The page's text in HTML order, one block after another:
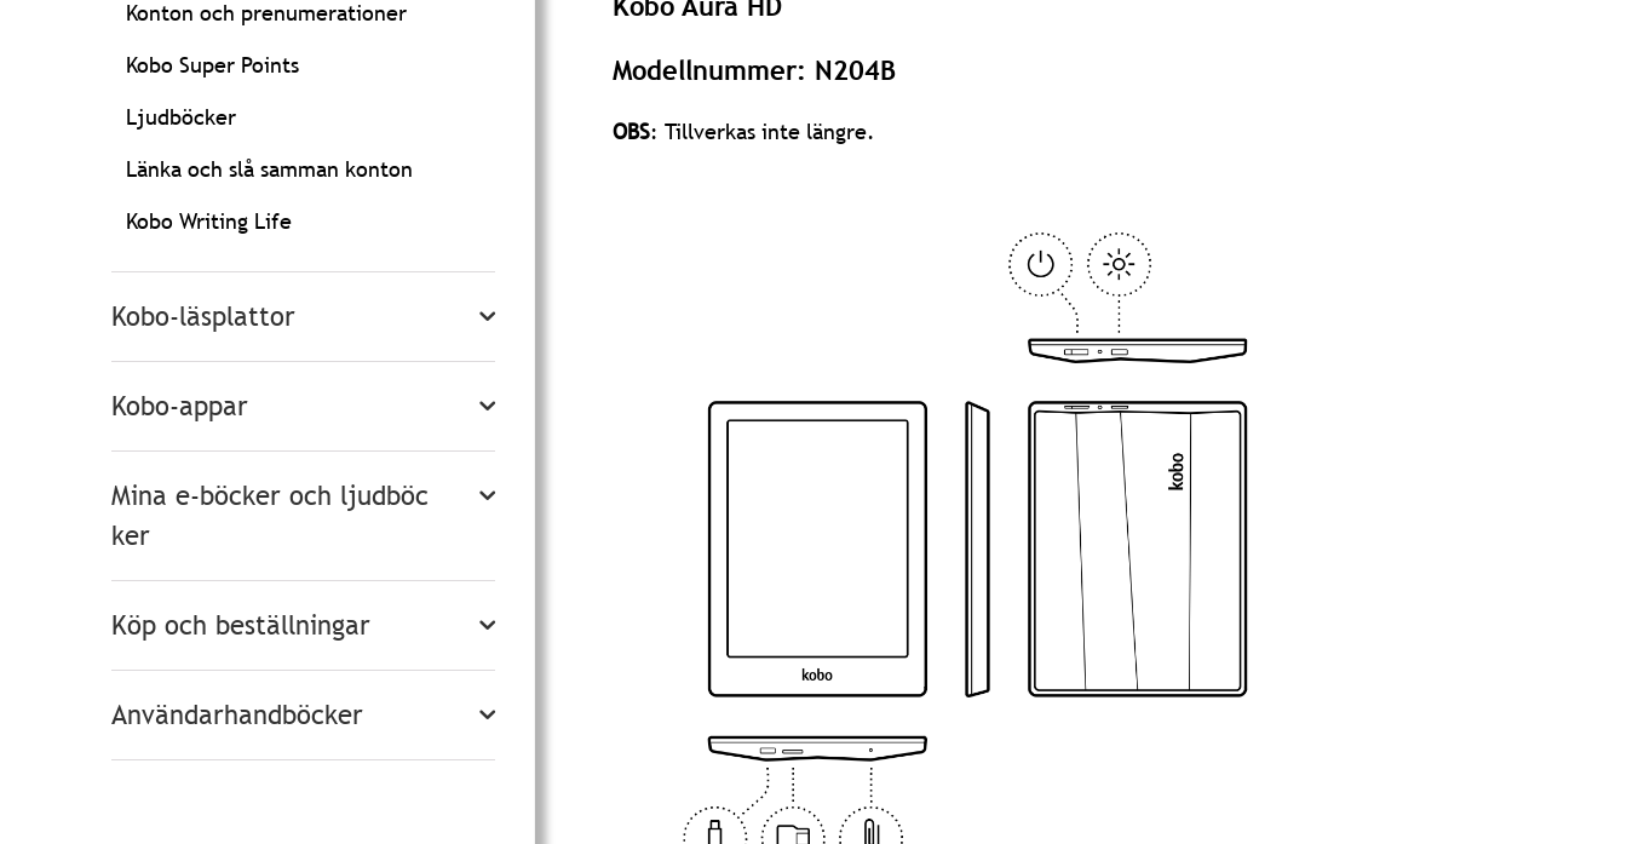
Konton och prenumerationer
Kobo Super Points
Ljudböcker
Länka och slå samman konton
Kobo Writing Life
Kobo-läsplattor
Kobo-appar
Mina e-böcker och ljudböc
ker
Köp och beställningar
Användarhandböcker
Kobo Aura HD
Modellnummer: N204B
OBS: Tillverkas inte längre.